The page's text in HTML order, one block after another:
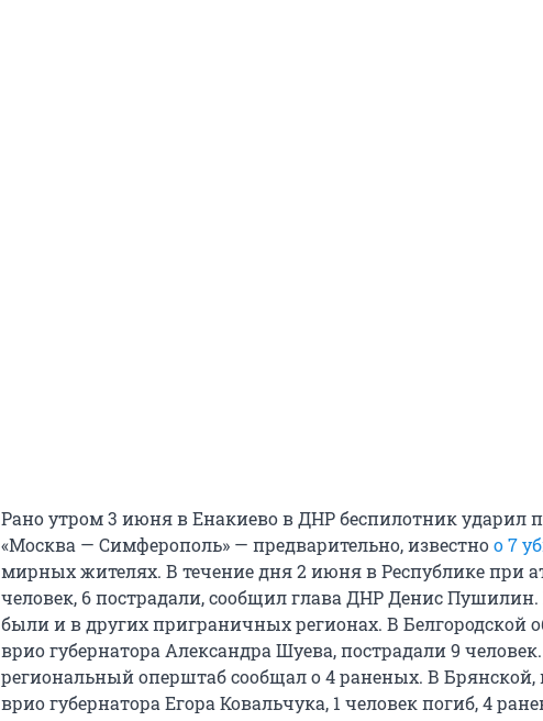
Рано утром 3 июня в Енакиево в ДНР беспилотник ударил
«Москва — Симферополь» — предварительно, известноо 7
мирных жителях. В течение дня 2 июня в Республике при
человек, 6 пострадали, сообщил глава ДНР Денис
были и в других приграничных регионах. В Белгородской
врио губернатора Александра Шуева, пострадали 9
региональный оперштаб сообщал о 4 раненых. В
врио губернатора Егора Ковальчука, 1 человек погиб, 4